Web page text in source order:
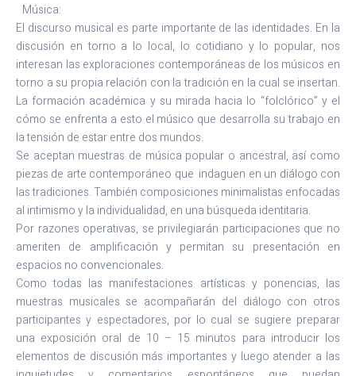
Música:
El discurso musical es parte importante de las identidades. En la
discusión en torno a lo local, lo cotidiano y lo popular, nos
interesan las exploraciones contemporáneas de los músicos en
torno a su propia relación con la tradición en la cual se insertan.
La formación académica y su mirada hacia lo “folclórico” y el
cómo se enfrenta a esto el músico que desarrolla su trabajo en
la tensión de estar entre dos mundos.
Se aceptan muestras de música popular o ancestral, así como
piezas de arte contemporáneo que indaguen en un diálogo con
las tradiciones. También composiciones minimalistas enfocadas
al intimismo y la individualidad, en una búsqueda identitaria.
Por razones operativas, se privilegiarán participaciones que no
ameriten de amplificación y permitan su presentación en
espacios no convencionales.
Como todas las manifestaciones artísticas y ponencias, las
muestras musicales se acompañarán del diálogo con otros
participantes y espectadores, por lo cual se sugiere preparar
una exposición oral de 10 – 15 minutos para introducir los
elementos de discusión más importantes y luego atender a las